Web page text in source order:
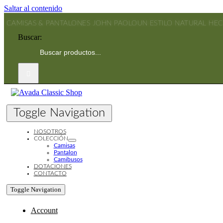
Saltar al contenido
CAMISAS & PANTALONES JOHN PAOLO UN ESTILO NATURAL
Buscar:
Toggle Navigation
NOSOTROS
COLECCIÓN
Camisas
Pantalon
Camibusos
DOTACIONES
CONTACTO
Toggle Navigation
Account